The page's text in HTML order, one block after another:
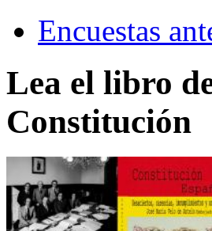
Encuestas
Lea el libro
Constitución